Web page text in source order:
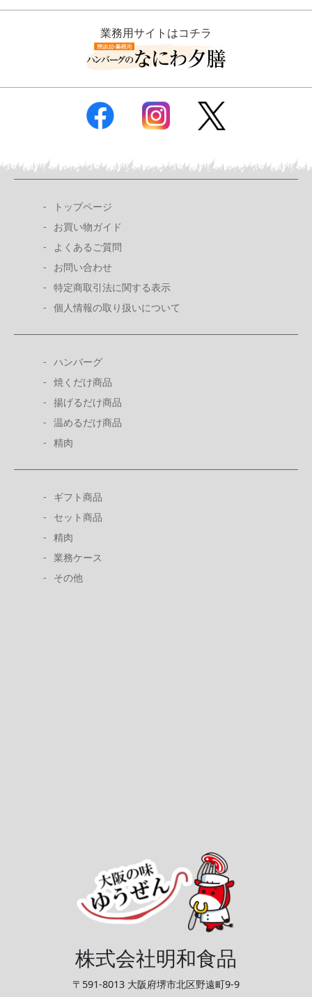
業務用サイトはコチラ
トップページ
お買い物ガイド
よくあるご質問
お問い合わせ
特定商取引法に関する表示
個人情報の取り扱いについて
ハンバーグ
焼くだけ商品
揚げるだけ商品
温めるだけ商品
精肉
ギフト商品
セット商品
精肉
業務ケース
その他
株式会社明和食品
〒591-8013 大阪府堺市北区野遠町9-9